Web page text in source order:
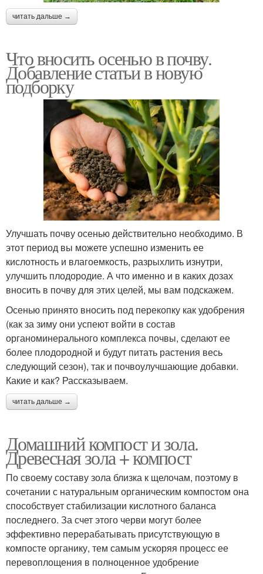
читать дальше →
Что вносить осенью в почву.
Добавление статьи в новую
подборку
Улучшать почву осенью действительно необходимо. В
этот период вы можете успешно изменить ее
кислотность и влагоемкость, разрыхлить изнутри,
улучшить плодородие. А что именно и в каких дозах
вносить в почву для этих целей, мы вам подскажем.
Осенью принято вносить под перекопку как удобрения
(как за зиму они успеют войти в состав
органоминерального комплекса почвы, сделают ее
более плодородной и будут питать растения весь
следующий сезон), так и почвоулучшающие добавки.
Какие и как? Рассказываем.
читать дальше →
Домашний компост и зола.
Древесная зола + компост
По своему составу зола близка к щелочам, поэтому в
сочетании с натуральным органическим компостом она
способствует стабилизации кислотного баланса
последнего. За счет этого черви могут более
эффективно перерабатывать присутствующую в
компосте органику, тем самым ускоряя процесс ее
перевоплощения в полноценное удобрение